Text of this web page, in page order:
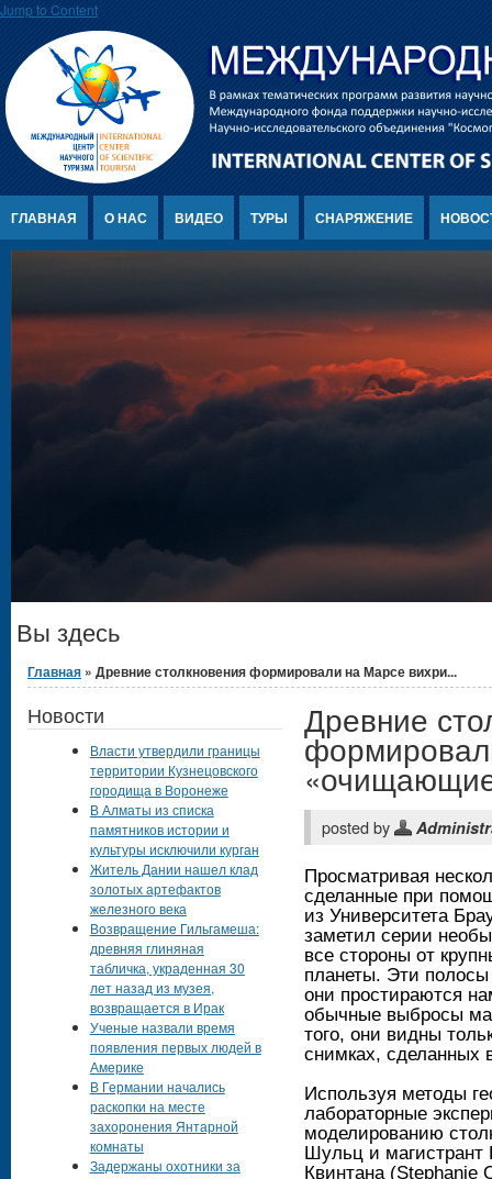
Jump to Content
ГЛАВНАЯ О НАС ВИДЕО ТУРЫ СНАРЯЖЕНИЕ
Вы здесь
Главная » Древние столкновения формировали на Марсе вихри...
Древние
posted by
Просматривая
сделанные при
из Университета
заметил серии
все стороны от
планеты. Эти
они простираются
обычные выбросы
того, они видны
снимках, сделанных
Используя методы
лабораторные
моделированию
Шульц и магистрант
Квинтана (Stephanie
Новости
Власти утвердили границы
территории Кузнецовского
городища в Воронеже
В Алматы из списка
памятников истории и
культуры исключили курган
Житель Дании нашел клад
золотых артефактов
железного века
Возвращение Гильгамеша:
древняя глиняная
табличка, украденная 30
лет назад из музея,
возвращается в Ирак
Ученые назвали время
появления первых людей в
Америке
В Германии начались
раскопки на месте
захоронения Янтарной
комнаты
Задержаны охотники за